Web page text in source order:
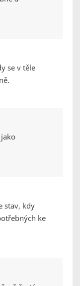
se v těle
stav, kdy
ke